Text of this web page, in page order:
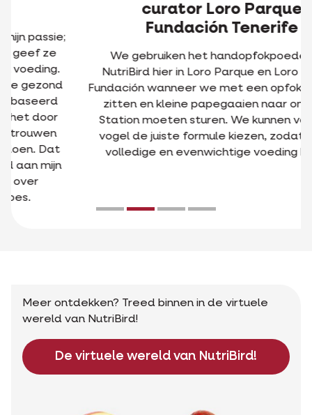
curator Loro Parque
Fundación Tenerife
We gebruiken het handopfokpoeder van
NutriBird hier in Loro Parque en Loro Parque
Fundación wanneer we met een opfokprobleem
zitten en kleine papegaaien naar ons Baby
Station moeten sturen. We kunnen voor elke
vogel de juiste formule kiezen, zodat ze een
volledige en evenwichtige voeding krijgen.